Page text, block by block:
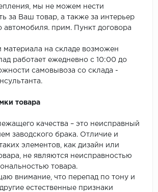
мы не можем нести
за Ваш товар, а также за интерьер
автомобиля. прим. Пункт договора
материала на складе возможен
работает ежедневно с 10:00 до
самовывоза со склада -
товара
качества – это неисправный
заводского брака. Отличие и
элементов, как дизайн или
не являются неисправностью
товара.
внимание, что перепад по тону и
естественные признаки